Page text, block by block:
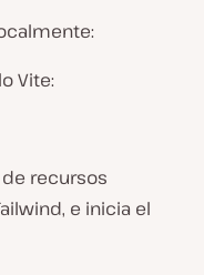
Vite:
recursos
e inicia el